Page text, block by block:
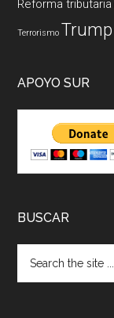
Reforma tributaria
Terrorismo Trump
APOYO SUR
BUSCAR